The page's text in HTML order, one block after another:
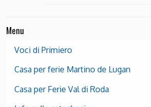
Menu
Voci di Primiero
Casa per ferie Martino de Lugan
Casa per Ferie Val di Roda